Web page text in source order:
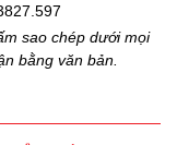
sao chép dưới mọi
bằng văn bản.